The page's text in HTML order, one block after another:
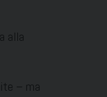
alla
– ma